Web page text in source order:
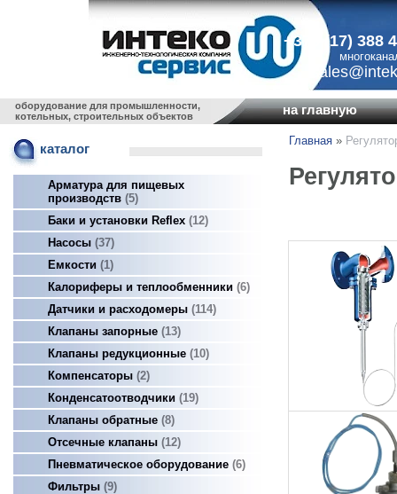
+375 (17) 388
оборудование для промышленности,
котельных, строительных объектов
на главную
каталог
Арматура для пищевых
производств 5
Баки и установки Reflex 12
Насосы 37
Емкости
1
Калориферы и теплообменники 6
Датчики и расходомеры 114
Клапаны запорные 13
Клапаны редукционные 10
Компенсаторы 2
Конденсатоотводчики
19
Клапаны обратные 8
Отсечные клапаны 12
Пневматическое оборудование 6
Фильтры 9
Главная »